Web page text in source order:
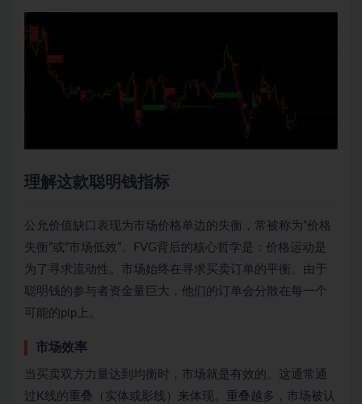
理解这款聪明钱指标
公允价值缺口表现为市场价格单边的失衡，常被称为“价格
失衡”或“市场低效”。FVG背后的核心哲学是：价格运动是
为了寻求流动性。市场始终在寻求买卖订单的平衡。由于
聪明钱的参与者资金量巨大，他们的订单会分散在每一个
可能的pip上。
市场效率
当买卖双方力量达到均衡时，市场就是有效的。这通常通
过K线的重叠（实体或影线）来体现。重叠越多，市场被认